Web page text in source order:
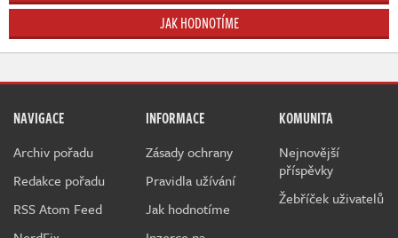
JAK HODNOTÍME
NAVIGACE
Archiv pořadu
Redakce pořadu
RSS Atom Feed
INFORMACE
Zásady ochrany
Pravidla užívání
Jak hodnotíme
KOMUNITA
Nejnovější
příspěvky
Žebříček uživatelů